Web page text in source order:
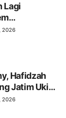
Lagi
ASN
2026
Hafidzah
Jatim Ukir
2026